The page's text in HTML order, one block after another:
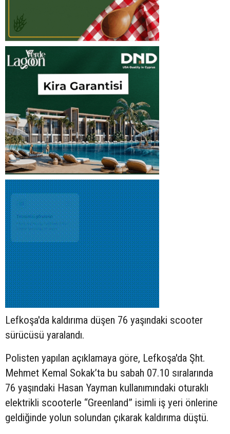
Lefkoşa'da kaldırıma düşen 76 yaşındaki scooter
sürücüsü yaralandı.
Polisten yapılan açıklamaya göre, Lefkoşa'da Şht.
Mehmet Kemal Sokak’ta bu sabah 07.10 sıralarında
76 yaşındaki Hasan Yayman kullanımındaki oturaklı
elektrikli scooterle “Greenland” isimli iş yeri önlerine
geldiğinde yolun solundan çıkarak kaldırıma düştü.